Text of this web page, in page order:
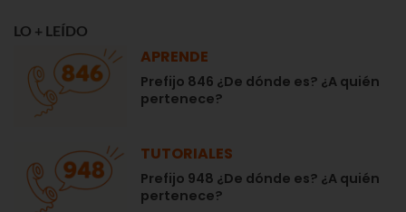
LO + LEÍDO
APRENDE
Prefijo 846 ¿De dónde es? ¿A quién
pertenece?
TUTORIALES
Prefijo 948 ¿De dónde es? ¿A quién
pertenece?